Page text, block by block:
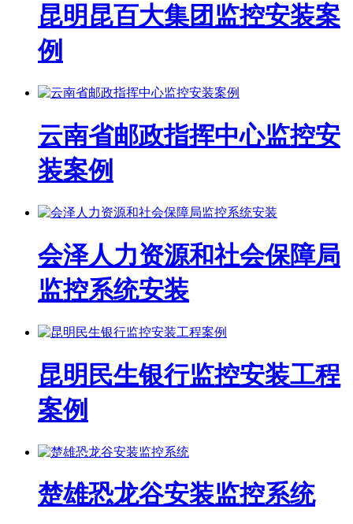
昆明昆百大集团监控安装案
例
云南省邮政指挥中心监控安
装案例
会泽人力资源和社会保障局
监控系统安装
昆明民生银行监控安装工程
案例
楚雄恐龙谷安装监控系统